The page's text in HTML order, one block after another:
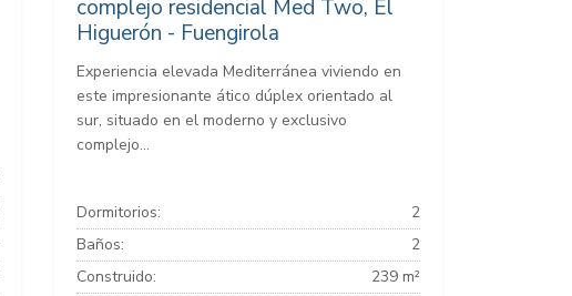
complejo residencial Med Two, El
Higuerón - Fuengirola
Experiencia elevada Mediterránea viviendo en
este impresionante ático dúplex orientado al
sur, situado en el moderno y exclusivo
complejo...
Dormitorios:
2
Baños:
2
Construido:
239 m²